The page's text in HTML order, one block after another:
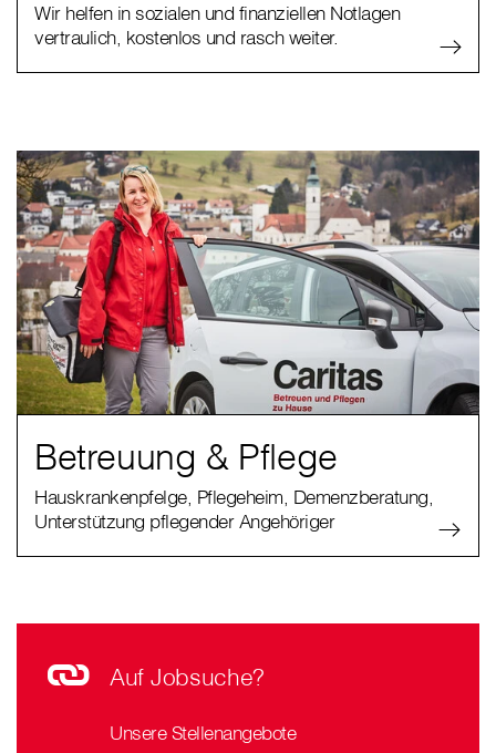
Wir helfen in sozialen und finanziellen Notlagen
vertraulich, kostenlos und rasch weiter.
Betreuung & Pflege
Hauskrankenpfelge, Pflegeheim, Demenzberatung,
Unterstützung pflegender Angehöriger
Auf Jobsuche?
Unsere Stellenangebote